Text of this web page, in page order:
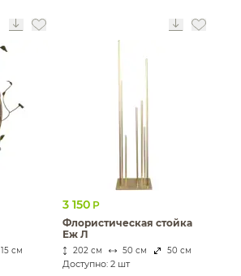
15 см
3 150 Р
Флористическая стойка
Еж Л
202 см 50 см 50 см
Доступно: 2 шт